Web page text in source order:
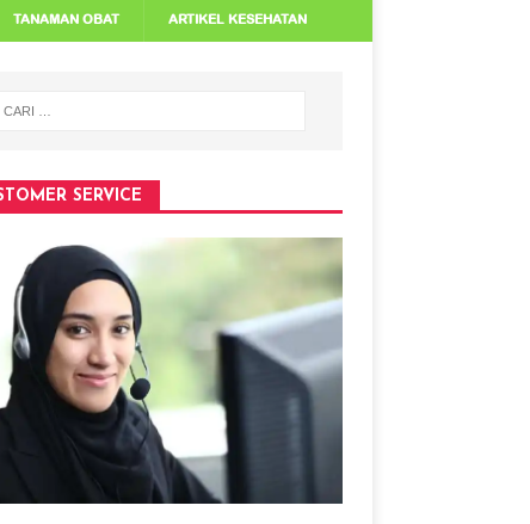
TANAMAN OBAT ARTIKEL KESEHATAN
SERVICE